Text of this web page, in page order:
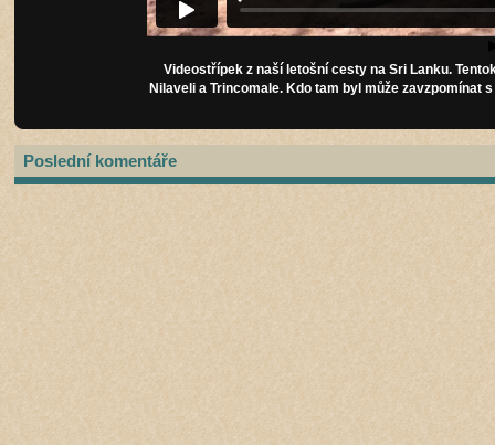
Videostřípek z naší letošní cesty na Sri Lanku.
Nilaveli a Trincomale. Kdo tam byl může
Poslední komentáře